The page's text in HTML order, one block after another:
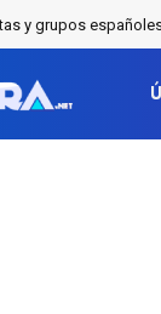
y grupos